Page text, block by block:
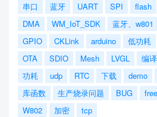
串口
蓝牙 UART SPI flash
DMA
WM_IoT_SDK 蓝牙、w801
GPIO
CKLink arduino 低功耗
OTA
SDIO Mesh LVGL 编译
功耗
udp RTC 下载 demo
库函数
生产烧录问题 BUG
W802
加密 tcp